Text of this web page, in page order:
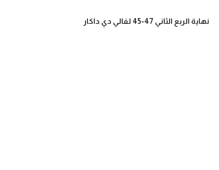
نهاية الربع الثاني 47-45 لفالي دي داكار